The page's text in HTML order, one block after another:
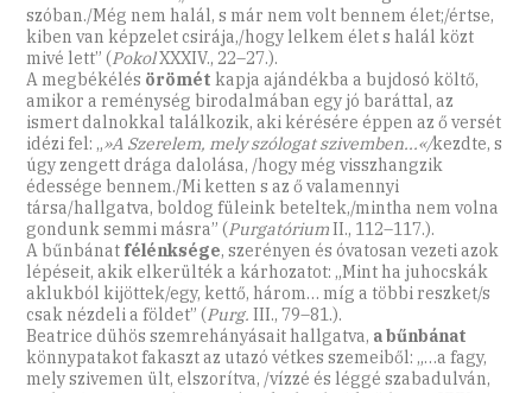
szóban./Még nem halál, s már nem volt bennem élet;/értse,
kiben van képzelet csirája,/hogy lelkem élet s halál közt
mivé lett” (PokolXXXIV., 22–27.).
A megbékélés örömét kapja ajándékba a bujdosó költő,
amikor a reménység birodalmában egy jó baráttal, az
ismert dalnokkal találkozik, aki kérésére éppen az ő versét
idézi fel: „»A Szerelem, mely szólogat szivemben...«/kezdte, s
úgy zengett drága dalolása, /hogy még visszhangzik
édessége bennem./Mi ketten s az ő valamennyi
társa/hallgatva, boldog füleink beteltek,/mintha nem volna
gondunk semmi másra” (PurgatóriumII., 112–117.).
A bűnbánat félénksége, szerényen és óvatosan vezeti azok
lépéseit, akik elkerülték a kárhozatot: „Mint ha juhocskák
aklukból kijöttek/egy, kettő, három… míg a többi reszket/s
csak nézdeli a földet” (Purg. III., 79–81.).
Beatrice dühös szemrehányásait hallgatva, a bűnbánat
könnypatakot fakaszt az utazó vétkes szemeiből: „…a fagy,
mely szivemen ült, elszorítva, /vízzé és léggé szabadulván,